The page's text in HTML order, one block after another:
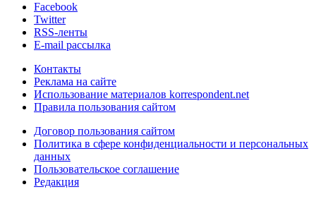
Facebook
Twitter
RSS-ленты
E-mail рассылка
Контакты
Реклама на сайте
Использование материалов korrespondent.net
Правила пользования сайтом
Договор пользования сайтом
Политика в сфере конфиденциальности и персональных
данных
Пользовательское соглашение
Редакция